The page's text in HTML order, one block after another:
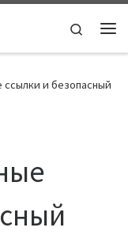
Search
ссылки и безопасный